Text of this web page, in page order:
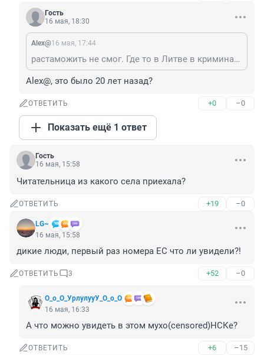
Гость
16 мая, 18:30
Alex@16 мая, 17:44
растаможить не смог. Где то в Литве в криминале была замешана. Пришлось через год по запчастям продать.
Alex@, это было 20 лет назад?
ОТВЕТИТЬ +0 –0
Показать ещё 1 ответ
Гость
16 мая, 15:58
Читательница из какого села приехала?
ОТВЕТИТЬ +19 –0
LG~
16 мая, 15:58
дикие люди, первый раз номера ЕС что ли увидели?!
ОТВЕТИТЬ 3 +52 –0
О_о_О_УрлулууУ_О_о_О
16 мая, 16:33
А что можно увидеть в этом мухо(censored)НСКе?
ОТВЕТИТЬ +6 –15